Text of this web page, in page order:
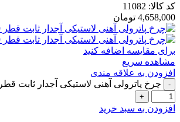
کد کالا: 11082
4,658,000 تومان
برای مقایسه اضافه کنید
مشاهده سریع
افزودن به علاقه مندی
چرخ پاترولی آهنی لاستیکی آجدار ثابت قطر 300 میلی متر عدد
افزودن به سبد خرید